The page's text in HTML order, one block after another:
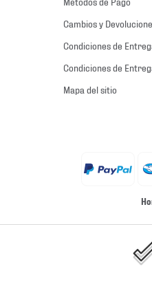
Cambios y
Condiciones de
Condiciones de
Mapa del sitio